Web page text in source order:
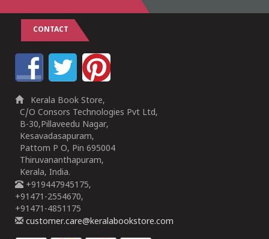
CONTACT
Kerala Book Store,
C/O Consors Technologies Pvt Ltd,
B-30,Pillaveedu Nagar,
Kesavadasapuram,
Pattom P O, Pin 695004
Thiruvananthapuram,
Kerala, India.
+919447945175,
+91471-2554670,
+91471-4851175
customer.care@keralabookstore.com